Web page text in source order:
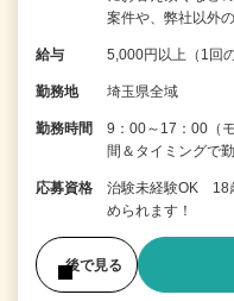
案件や、弊社以外
給与 5,000円以上（1回
勤務地 埼玉県全域
勤務時間
9：00～17：00（
間＆タイミングで
応募資格
治験未経験OK 18
められます！
後で見る